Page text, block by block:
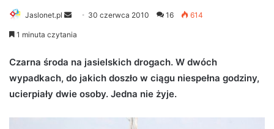
Jaslonet.pl
e
d
a
m
30 czerwca 2010 16 614
1 minuta czytania
Czarna środa na jasielskich drogach. W dwóch
wypadkach, do jakich doszło w ciągu niespełna godziny,
ucierpiały dwie osoby. Jedna nie żyje.